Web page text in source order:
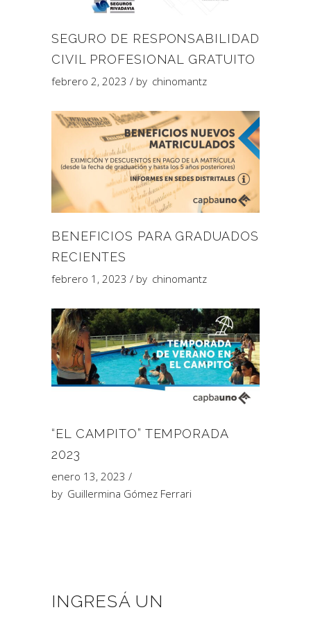
SEGURO DE RESPONSABILIDAD
CIVIL PROFESIONAL GRATUITO
febrero 2, 2023 by chinomantz
BENEFICIOS PARA GRADUADOS
RECIENTES
febrero 1, 2023 by chinomantz
“EL CAMPITO” TEMPORADA
2023
enero 13, 2023
by Guillermina Gómez Ferrari
INGRESÁ UN